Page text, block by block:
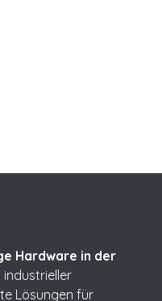
Hardware in der
industrieller
Lösungen für